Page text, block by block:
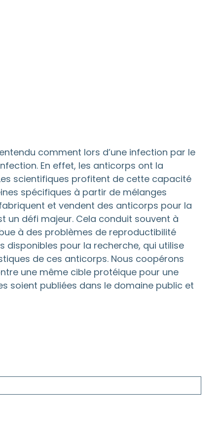
comment lors d’une infection par le
En effet, les anticorps ont la
scientifiques profitent de cette capacité
spécifiques à partir de mélanges
et vendent des anticorps pour la
un défi majeur. Cela conduit souvent à
à des problèmes de reproductibilité
pour la recherche, qui utilise
de ces anticorps. Nous coopérons
une même cible protéique pour une
soient publiées dans le domaine public et